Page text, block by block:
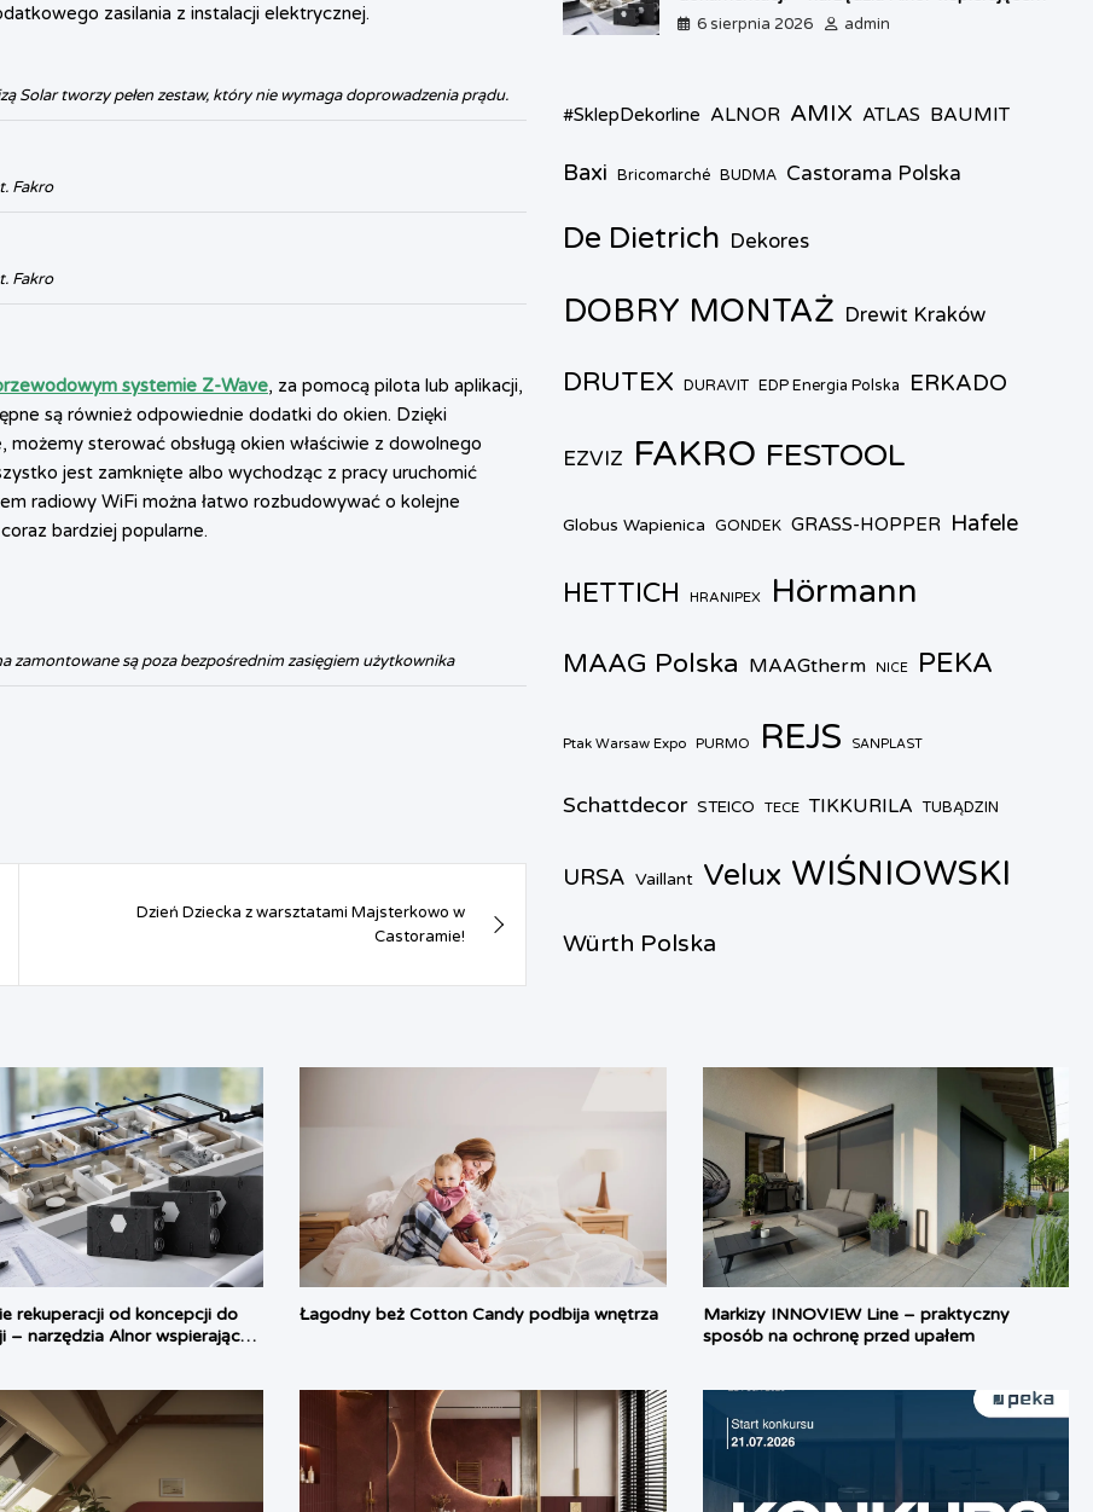
zasilania z instalacji elektrycznej.
Solar tworzy pełen zestaw, który nie wymaga doprowadzenia prądu.
Fakro
Fakro
systemie Z-Wave, za pomocą pilota lub aplikacji,
są również odpowiednie dodatki do okien. Dzięki
sterować obsługą okien właściwie z dowolnego
jest zamknięte albo wychodząc z pracy uruchomić
radiowy WiFi można łatwo rozbudowywać o kolejne
bardziej popularne.
zamontowane są poza bezpośrednim zasięgiem użytkownika
Dzień Dziecka z warsztatami Majsterkowo w
Castoramie!
każdy etap pracy
6 sierpnia 2026 admin
#SklepDekorline ALNOR AMIX ATLAS BAUMIT
Baxi Bricomarché BUDMA Castorama Polska
De Dietrich Dekores
DOBRY MONTAŻ Drewit Kraków
DRUTEX DURAVIT EDP Energia Polska ERKADO
EZVIZ FAKRO FESTOOL
Globus Wapienica GONDEK GRASS-HOPPER Hafele
HETTICH HRANIPEX Hörmann
MAAG Polska MAAGtherm NICE PEKA
Ptak Warsaw Expo PURMO REJS SANPLAST
Schattdecor STEICO TECE TIKKURILA TUBĄDZIN
URSA Vaillant Velux WIŚNIOWSKI
Würth Polska
rekuperacji od koncepcji do
– narzędzia Alnor wspierające
Łagodny beż Cotton Candy podbija wnętrza
Markizy INNOVIEW Line – praktyczny
sposób na ochronę przed upałem